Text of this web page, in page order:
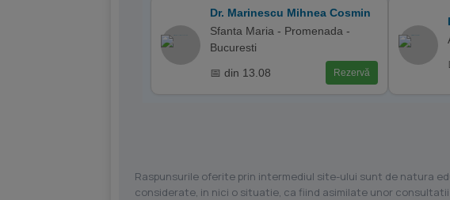
Dr. Marinescu Mihnea Cosmin
Sfanta Maria - Promenada -
Bucuresti
📅 din 13.08
Rezervă
Raspunsurile oferite prin intermediul site-ului sunt de natura
considerate, in nici o situatie, ca fiind asimilate unor